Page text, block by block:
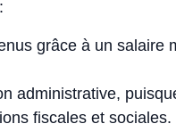
grâce à un salaire
administrative,
fiscales et sociales.